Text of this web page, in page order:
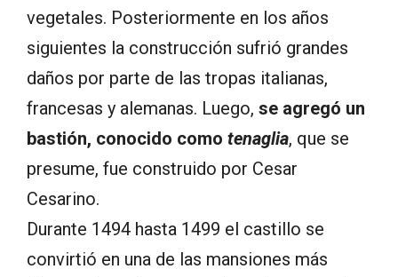
vegetales. Posteriormente en los años
siguientes la construcción sufrió grandes
daños por parte de las tropas italianas,
francesas y alemanas. Luego, se agregó un
bastión, conocido como tenaglia, que se
presume, fue construido por Cesar
Cesarino.
Durante 1494 hasta 1499 el castillo se
convirtió en una de las mansiones más